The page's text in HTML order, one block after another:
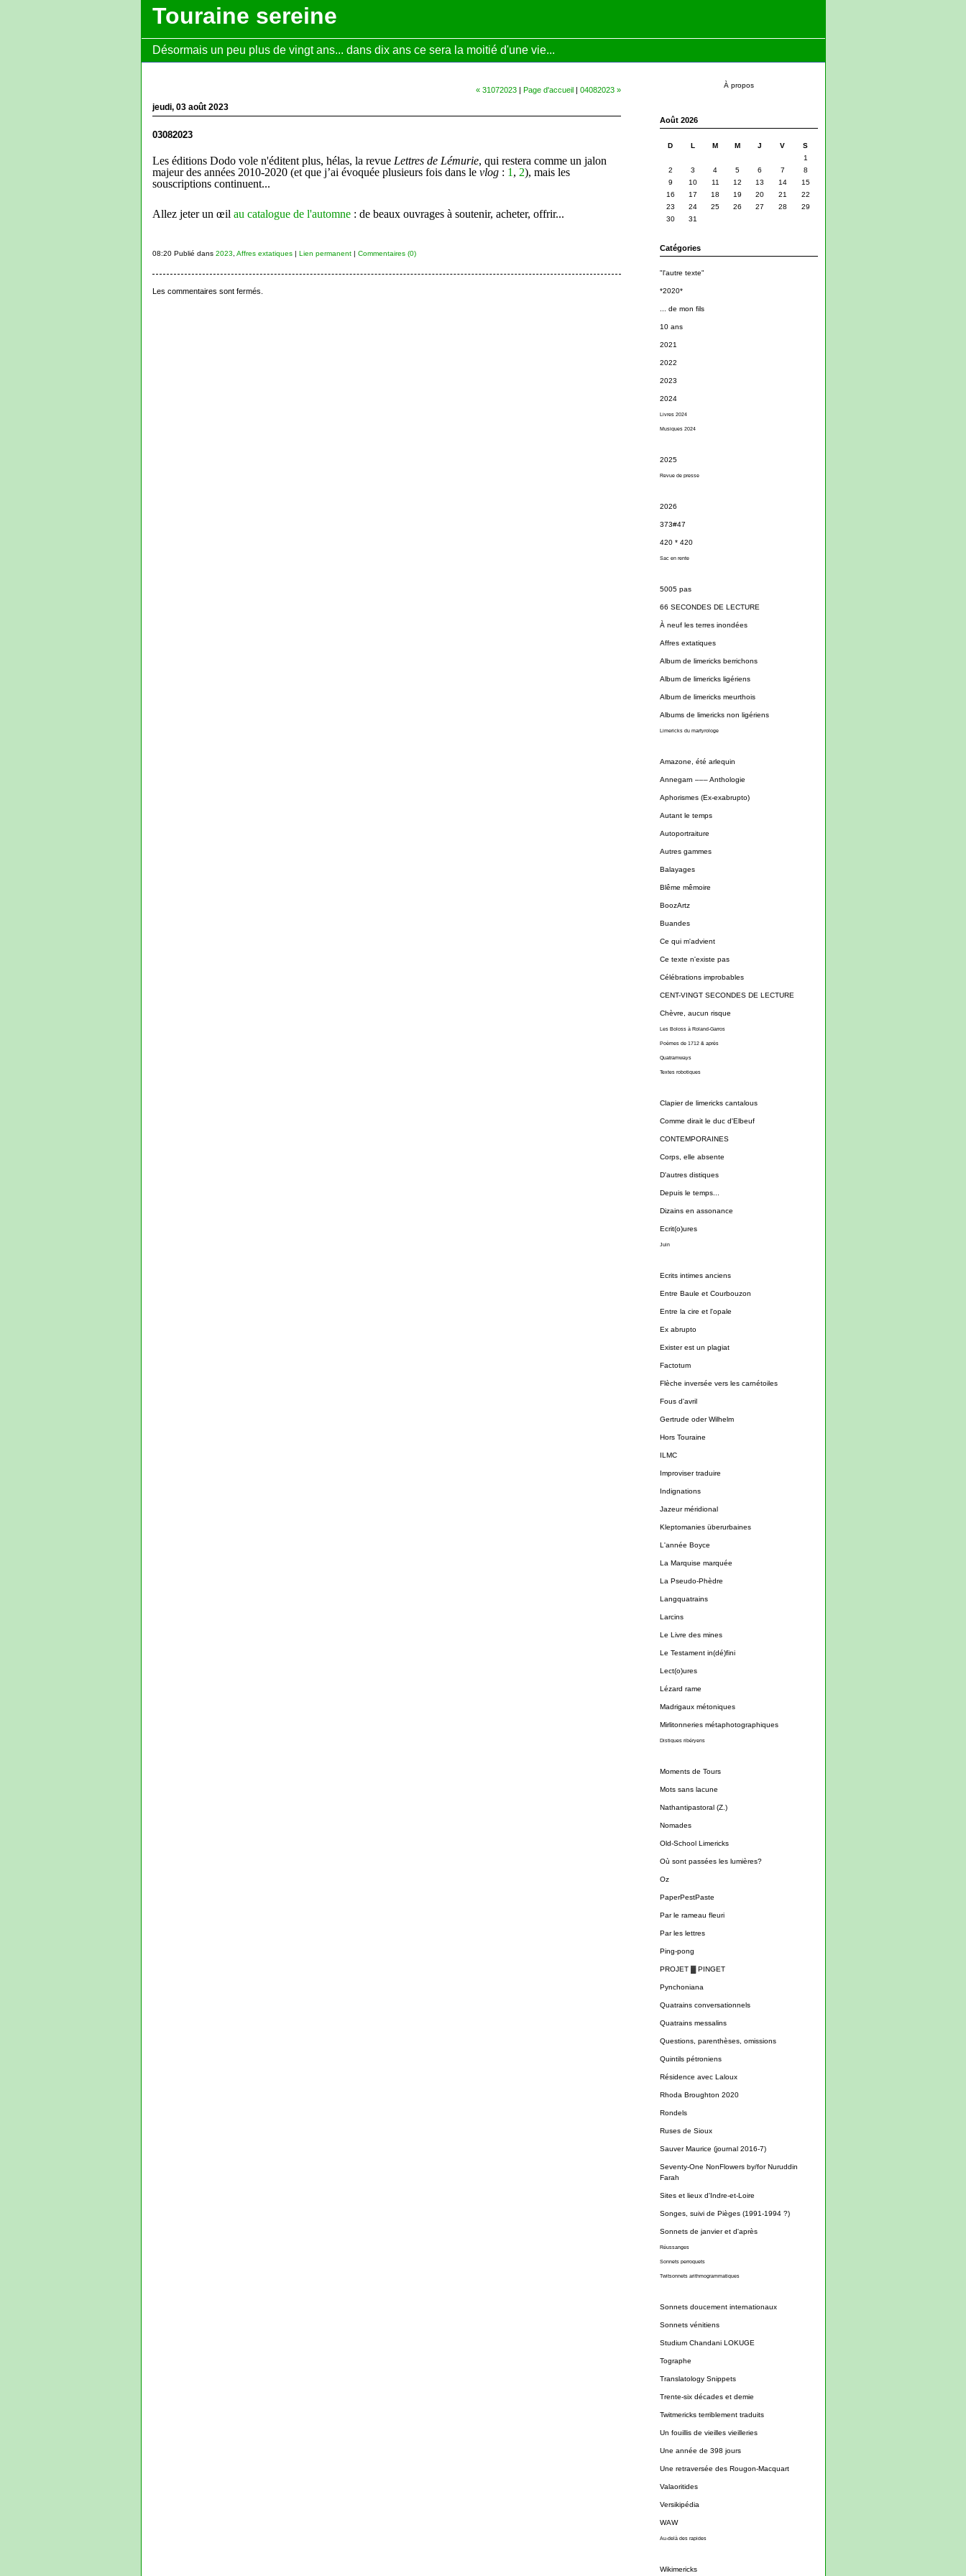
Touraine sereine
Désormais un peu plus de vingt ans... dans dix ans ce sera la moitié d'une vie...
À propos
Août 2026
D L M M J V
S
1
2
3 4 5 6 7
8
9
10 11 12 13 14
15
16
17 18 19 20 21
22
23
24 25 26 27 28
29
30
31
Catégories
"l'autre texte"
*2020*
... de mon fils
10 ans
2021
2022
2023
2024
Livres 2024
Musiques 2024
2025
Revue de presse
2026
373#47
420 * 420
Sac en rente
5005 pas
66 SECONDES DE LECTURE
À neuf les terres inondées
Affres extatiques
Album de limericks berrichons
Album de limericks ligériens
Album de limericks meurthois
Albums de limericks non ligériens
Limericks du martyrologe
Amazone, été arlequin
Annegarn ––– Anthologie
Aphorismes (Ex-exabrupto)
Autant le temps
Autoportraiture
Autres gammes
Balayages
Blême mêmoire
BoozArtz
Buandes
Ce qui m'advient
Ce texte n'existe pas
Célébrations improbables
CENT-VINGT SECONDES DE LECTURE
Chèvre, aucun risque
Les Boloss à Roland-Garros
Poèmes de 1712 & après
Quatramways
Textes robotiques
Clapier de limericks cantalous
Comme dirait le duc d'Elbeuf
CONTEMPORAINES
Corps, elle absente
D'autres distiques
Depuis le temps...
Dizains en assonance
Ecrit(o)ures
Juin
Ecrits intimes anciens
Entre Baule et Courbouzon
Entre la cire et l'opale
Ex abrupto
Exister est un plagiat
Factotum
Flèche inversée vers les carnétoiles
Fous d'avril
Gertrude oder Wilhelm
Hors Touraine
ILMC
Improviser traduire
Indignations
Jazeur méridional
Kleptomanies überurbaines
L'année Boyce
La Marquise marquée
La Pseudo-Phèdre
Langquatrains
Larcins
Le Livre des mines
Le Testament in(dé)fini
Lect(o)ures
Lézard rame
Madrigaux métoniques
Mirlitonneries métaphotographiques
Distiques ribéryens
Moments de Tours
Mots sans lacune
Nathantipastoral (Z.)
Nomades
Old-School Limericks
Où sont passées les lumières?
Oz
PaperPestPaste
Par le rameau fleuri
Par les lettres
Ping-pong
PROJET ▓ PINGET
Pynchoniana
Quatrains conversationnels
Quatrains messalins
Questions, parenthèses, omissions
Quintils pétroniens
Résidence avec Laloux
Rhoda Broughton 2020
Rondels
Ruses de Sioux
Sauver Maurice (journal 2016-7)
Seventy-One NonFlowers by/for Nuruddin
Farah
Sites et lieux d'Indre-et-Loire
Songes, suivi de Pièges (1991-1994 ?)
Sonnets de janvier et d'après
Réussanges
Sonnets perroquets
Twitsonnets arithmogrammatiques
Sonnets doucement internationaux
Sonnets vénitiens
Studium Chandani LOKUGE
Tographe
Translatology Snippets
Trente-six décades et demie
Twitmericks terriblement traduits
Un fouillis de vieilles vieilleries
Une année de 398 jours
Une retraversée des Rougon-Macquart
Valaoritides
Versikipédia
WAW
Au-delà des rapides
Wikimericks
« 31072023| Page d'accueil| 04082023 »
jeudi, 03 août 2023
03082023
Les éditions Dodo vole n'éditent plus, hélas, la revue Lettres de Lémurie, qui restera comme un jalon
majeur des années 2010-2020 (et que j’ai évoquée plusieurs fois dans le vlog: 1 , 2), mais les
souscriptions continuent...
Allez jeter un œil au catalogue de l'automne: de beaux ouvrages à soutenir, acheter, offrir...
08:20 Publié dans 2023 Affres extatiques| Lien permanent| Commentaires (0)
Les commentaires sont fermés.